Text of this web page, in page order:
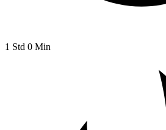
1 Std 0 Min